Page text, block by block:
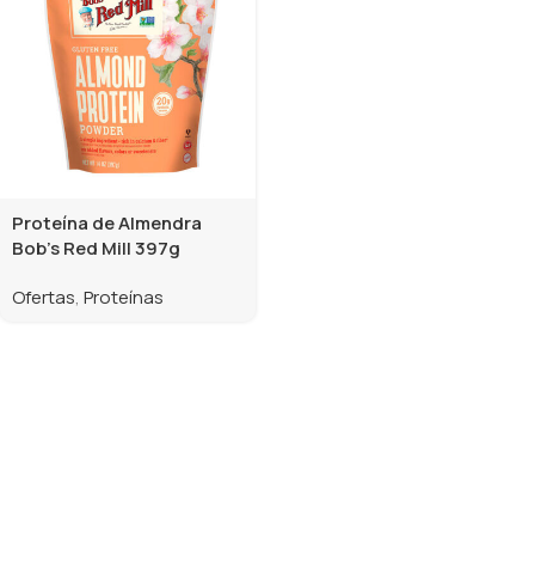
Proteína de Almendra
Bob’s Red Mill 397g
Ofertas, Proteínas